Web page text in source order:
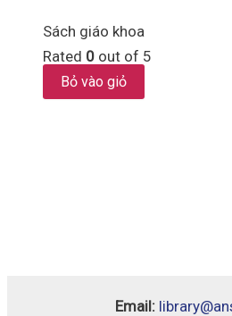
Sách giáo khoa
Rated 0 out of 5
Bỏ vào giỏ
Email: